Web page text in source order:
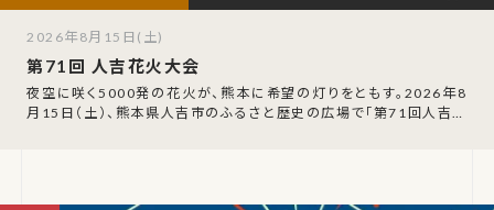
第71回 人吉花火大会
夜空に咲く5000発の花火が、熊本に希望の灯りをともす。2026年8
月15日（土）、熊本県人吉市のふるさと歴史の広場で「第71回人吉花
2026年8月15日(土)